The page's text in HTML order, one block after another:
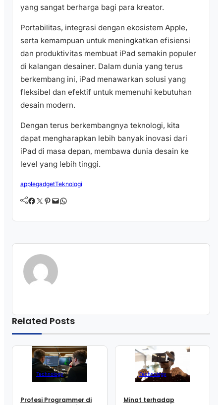
yang sangat berharga bagi para kreator.
Portabilitas, integrasi dengan ekosistem Apple,
serta kemampuan untuk meningkatkan efisiensi
dan produktivitas membuat iPad semakin populer
di kalangan desainer. Dalam dunia yang terus
berkembang ini, iPad menawarkan solusi yang
fleksibel dan efektif untuk memenuhi kebutuhan
desain modern.
Dengan terus berkembangnya teknologi, kita
dapat mengharapkan lebih banyak inovasi dari
iPad di masa depan, membawa dunia desain ke
level yang lebih tinggi.
applegadgetTeknologi
Facebook Twitter Pinterest Mail WhatsApp
Related Posts
Technology
Profesi Programmer di
Technology
Minat terhadap